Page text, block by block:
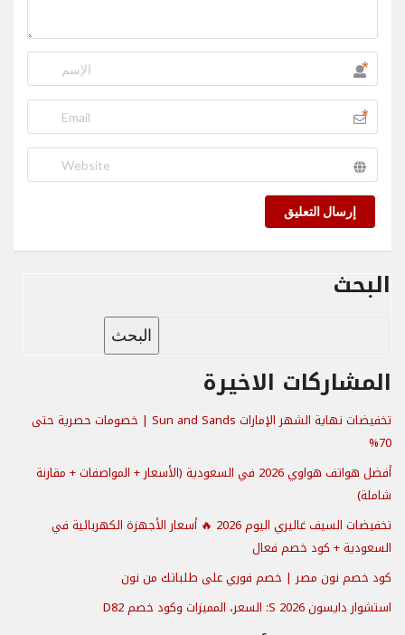
*
*
إرسال التعليق
البحث
البحث
المشاركات الاخيرة
تخفيضات نهاية الشهر الإمارات Sun and Sands | خصومات حصرية حتى
70%
أفضل هواتف هواوي 2026 في السعودية (الأسعار + المواصفات + مقارنة
شاملة)
تخفيضات السيف غاليري اليوم 2026 🔥 أسعار الأجهزة الكهربائية في
السعودية + كود خصم فعال
كود خصم نون مصر | خصم فوري على طلباتك من نون
استشوار دايسون S 2026: السعر، المميزات وكود خصم D82